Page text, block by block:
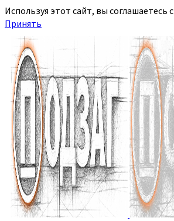
Используя этот сайт, вы соглашаетесь с
Принять